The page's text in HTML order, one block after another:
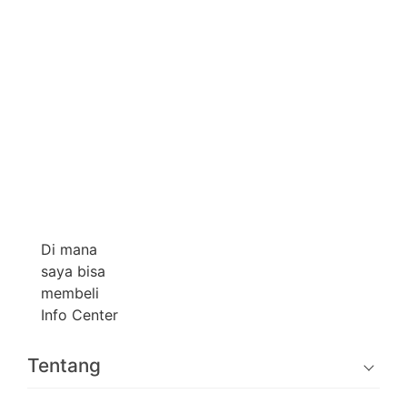
Di mana
saya bisa
membeli
Info Center
Tentang